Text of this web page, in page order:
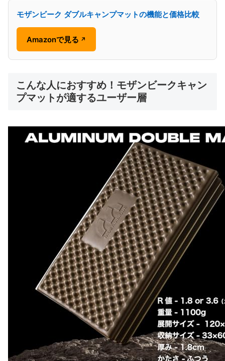
モザンビーク ダブルキャンプマットの機能と価格比較
Amazonで見る ↗
こんな人におすすめ！モザンビークキャン
プマットが適するユーザー層